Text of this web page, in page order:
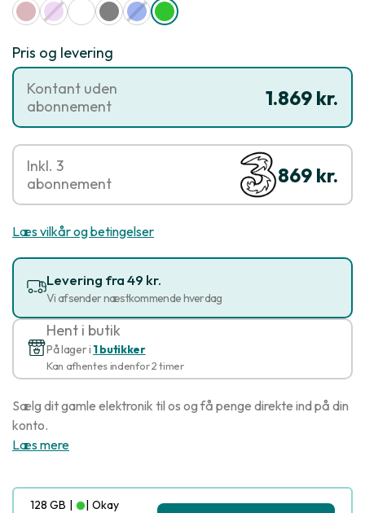
Pris og levering
1.869 kr.
Kontant uden
abonnement
869 kr.
Inkl. 3
abonnement
Læs vilkår og betingelser
Levering fra 49 kr.
Vi afsender næstkommende hverdag
Hent i butik
På lager i 1 butikker
Kan afhentes indenfor 2 timer
Sælg dit gamle elektronik til os og få penge direkte ind på din
konto.
Læs mere
128 GB | | Okay